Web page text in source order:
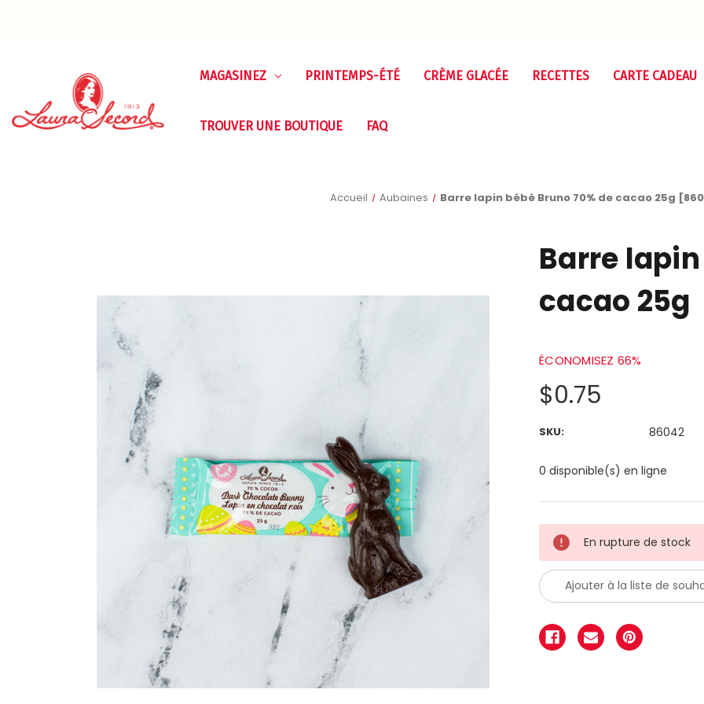
MAGASINEZ PRINTEMPS-ÉTÉ CRÈME GLACÉE RECETTES CARTE CADEAU
TROUVER UNE BOUTIQUE FAQ
Accueil Aubaines Barre lapin bébé Bruno 70% de cacao 25g
Barre
cacao 25g
ÉCONOMISEZ 66%
$0.75
SKU: 86042
0 disponible(s) en ligne
En rupture de stock
Ajouter à la liste de